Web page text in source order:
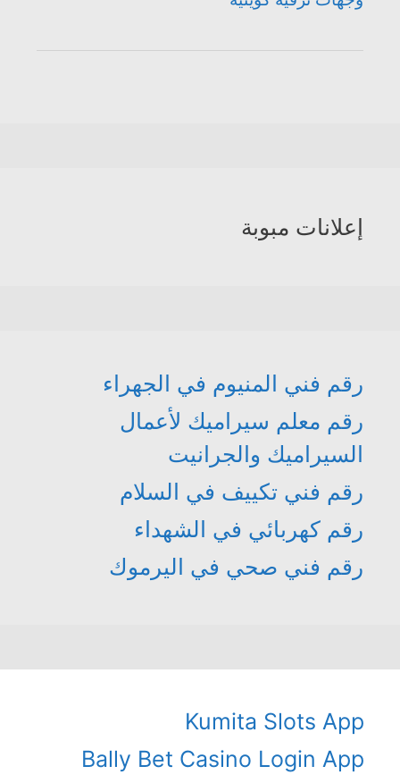
إعلانات مبوبة
رقم فني المنيوم في الجهراء
رقم معلم سيراميك لأعمال
السيراميك والجرانيت
رقم فني تكييف في السلام
رقم كهربائي في الشهداء
رقم فني صحي في اليرموك
Kumita Slots App
Bally Bet Casino Login App